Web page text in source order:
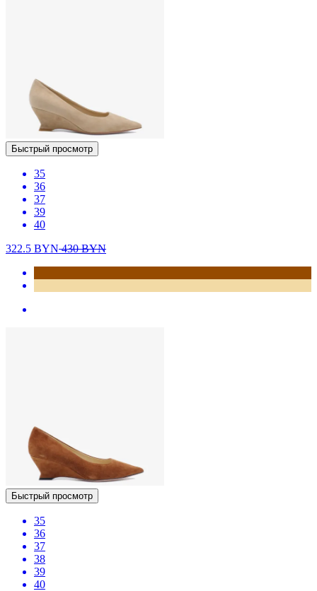
Быстрый просмотр
35
36
37
39
40
322.5 BYN430BYN
Быстрый просмотр
35
36
37
38
39
40